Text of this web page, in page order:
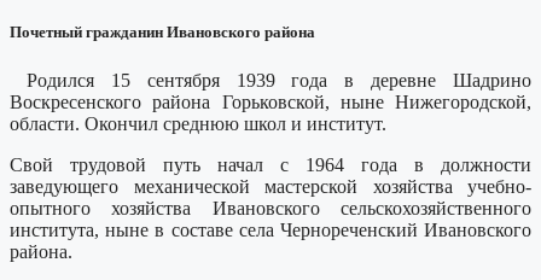
Почетный гражданин Ивановского района
Родился 15 сентября 1939 года в деревне Шадрино
Воскресенского района Горьковской, ныне Нижегородской,
области. Окончил среднюю школ и институт.
Свой трудовой путь начал с 1964 года в должности
заведующего механической мастерской хозяйства учебно-
опытного хозяйства Ивановского сельскохозяйственного
института, ныне в составе села Чернореченский Ивановского
района.